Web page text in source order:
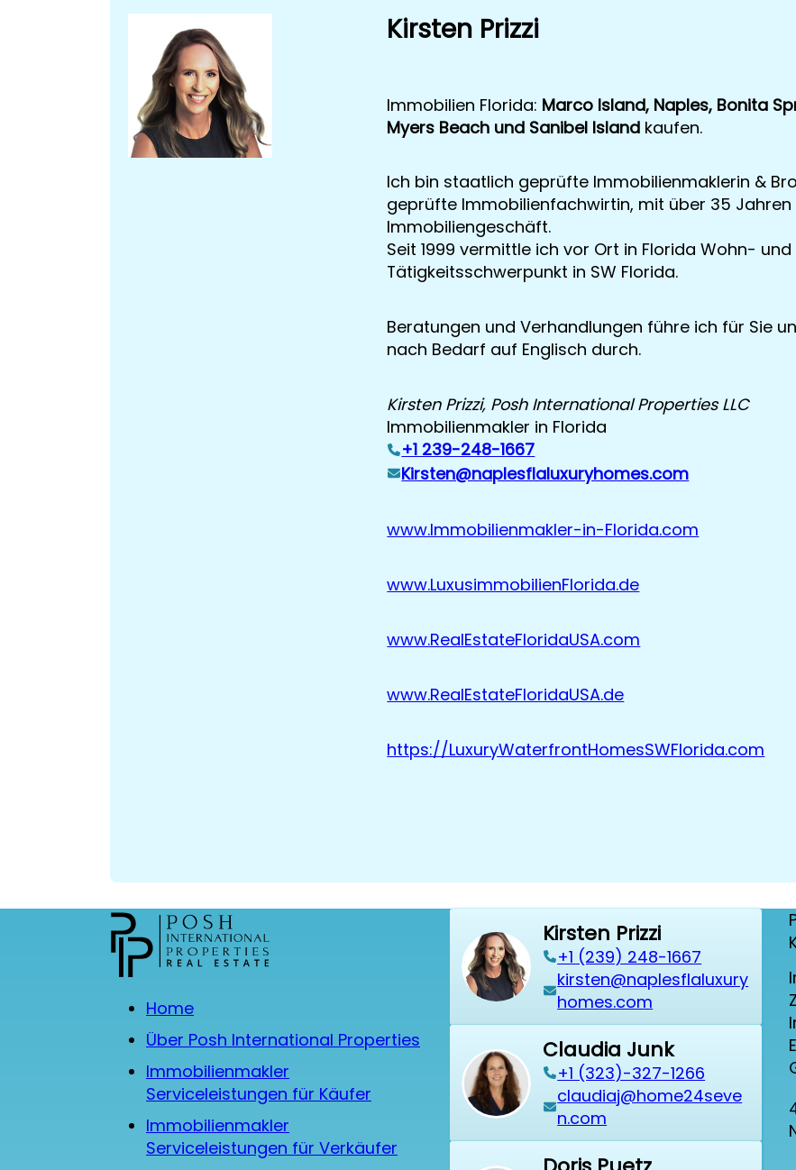
Kirsten Prizzi
Immobilien Florida: Marco Island, Naples, Bonita
Myers Beach und Sanibel Island kaufen.
Ich bin staatlich geprüfte Immobilienmaklerin &
geprüfte Immobilienfachwirtin, mit über 35
Immobiliengeschäft.
Seit 1999 vermittle ich vor Ort in Florida Wohn-
Tätigkeitsschwerpunkt in SW Florida.
Beratungen und Verhandlungen führe ich für Sie
nach Bedarf auf Englisch durch.
Kirsten Prizzi, Posh International Properties LLC
Immobilienmakler in Florida
+1 239-248-1667
Kirsten@naplesflaluxuryhomes.com
www.Immobilienmakler-in-Florida.com
www.LuxusimmobilienFlorida.de
www.RealEstateFloridaUSA.com
www.RealEstateFloridaUSA.de
https://LuxuryWaterfrontHomesSWFlorida.com
Home
Über Posh International Properties
Immobilienmakler
Serviceleistungen für Käufer
Immobilienmakler
Serviceleistungen für Verkäufer
Kirsten Prizzi
‭+1 (239) 248-1667‬
kirsten@naplesflaluxury
homes.com
Claudia Junk
+1 (323)-327-1266
claudiaj@home24seve
n.com